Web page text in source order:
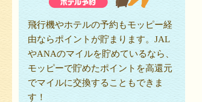
飛行機やホテルの予約もモッピー経
由ならポイントが貯まります。JAL
やANAのマイルを貯めているなら、
モッピーで貯めたポイントを高還元
でマイルに交換することもできま
す！